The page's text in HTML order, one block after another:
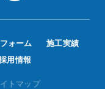
ォーム
施工実績
用情報
トマップ